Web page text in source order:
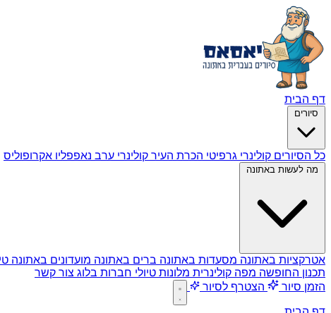
דף הבית
סיורים
כל הסיורים קולינרי גרפיטי הכרת העיר קולינרי ערב נאפפליו אקרופוליס
מה לעשות באתונה
אטרקציות באתונה מסעדות באתונה ברים באתונה מועדונים באתונה
תכנון החופשה מפה קולינרית מלונות טיולי חברות בלוג צור קשר
הזמן סיור
הצטרף לסיור